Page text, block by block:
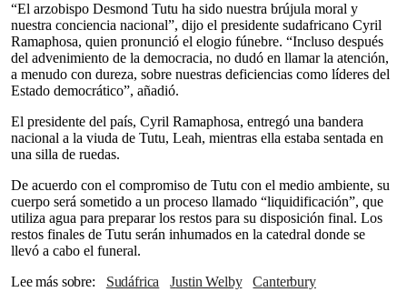
“El arzobispo Desmond Tutu ha sido nuestra brújula moral y
nuestra conciencia nacional”, dijo el presidente sudafricano Cyril
Ramaphosa, quien pronunció el elogio fúnebre. “Incluso después
del advenimiento de la democracia, no dudó en llamar la atención,
a menudo con dureza, sobre nuestras deficiencias como líderes del
Estado democrático”, añadió.
El presidente del país, Cyril Ramaphosa, entregó una bandera
nacional a la viuda de Tutu, Leah, mientras ella estaba sentada en
una silla de ruedas.
De acuerdo con el compromiso de Tutu con el medio ambiente, su
cuerpo será sometido a un proceso llamado “liquidificación”, que
utiliza agua para preparar los restos para su disposición final. Los
restos finales de Tutu serán inhumados en la catedral donde se
llevó a cabo el funeral.
Lee más sobre
Sudáfrica Justin Welby Canterbury